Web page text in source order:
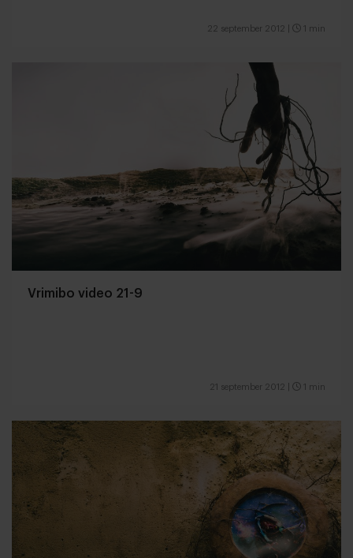
22 september 2012 1 min
Vrimibo video 21-9
21 september 2012 1 min